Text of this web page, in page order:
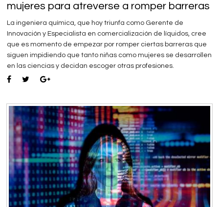
mujeres para atreverse a romper barreras
La ingeniera química, que hoy triunfa como Gerente de
Innovación y Especialista en comercialización de líquidos, cree
que es momento de empezar por romper ciertas barreras que
siguen impidiendo que tanto niñas como mujeres se desarrollen
en las ciencias y decidan escoger otras profesiones.